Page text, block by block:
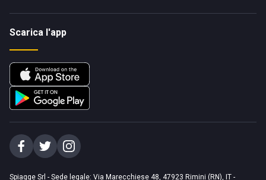
Scarica l'app
Spiagge Srl - Sede legale: Via Marecchiese 48, 47923 Rimini (RN), IT -